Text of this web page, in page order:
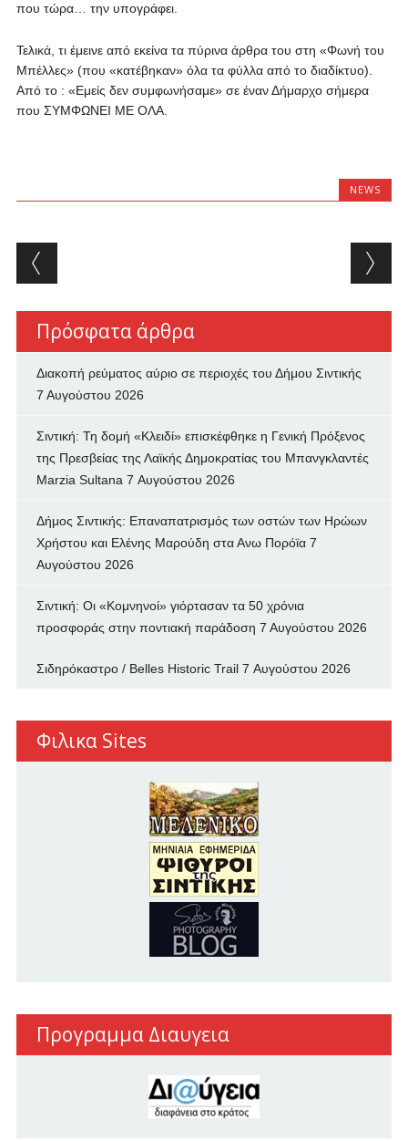
που τώρα… την υπογράφει.
Τελικά, τι έμεινε από εκείνα τα πύρινα άρθρα του στη «Φωνή του
Μπέλλες» (που «κατέβηκαν» όλα τα φύλλα από το διαδίκτυο).
Από το : «Εμείς δεν συμφωνήσαμε» σε έναν Δήμαρχο σήμερα
που ΣΥΜΦΩΝEI ΜΕ ΟΛΑ.
NEWS
Post navigation
Πρόσφατα άρθρα
Διακοπή ρεύματος αύριο σε περιοχές του Δήμου Σιντικής
7 Αυγούστου 2026
Σιντική: Τη δομή «Κλειδί» επισκέφθηκε η Γενική Πρόξενος
της Πρεσβείας της Λαϊκής Δημοκρατίας του Μπανγκλαντές
Marzia Sultana 7 Αυγούστου 2026
Δήμος Σιντικής: Επαναπατρισμός των oστών των Ηρώων
Χρήστου και Ελένης Μαρούδη στα Ανω Πορόϊα 7
Αυγούστου 2026
Σιντική: Οι «Κομνηνοί» γιόρτασαν τα 50 χρόνια
προσφοράς στην ποντιακή παράδοση 7 Αυγούστου 2026
Σιδηρόκαστρο / Belles Historic Trail 7 Αυγούστου 2026
Φιλικα Sites
Προγραμμα Διαυγεια